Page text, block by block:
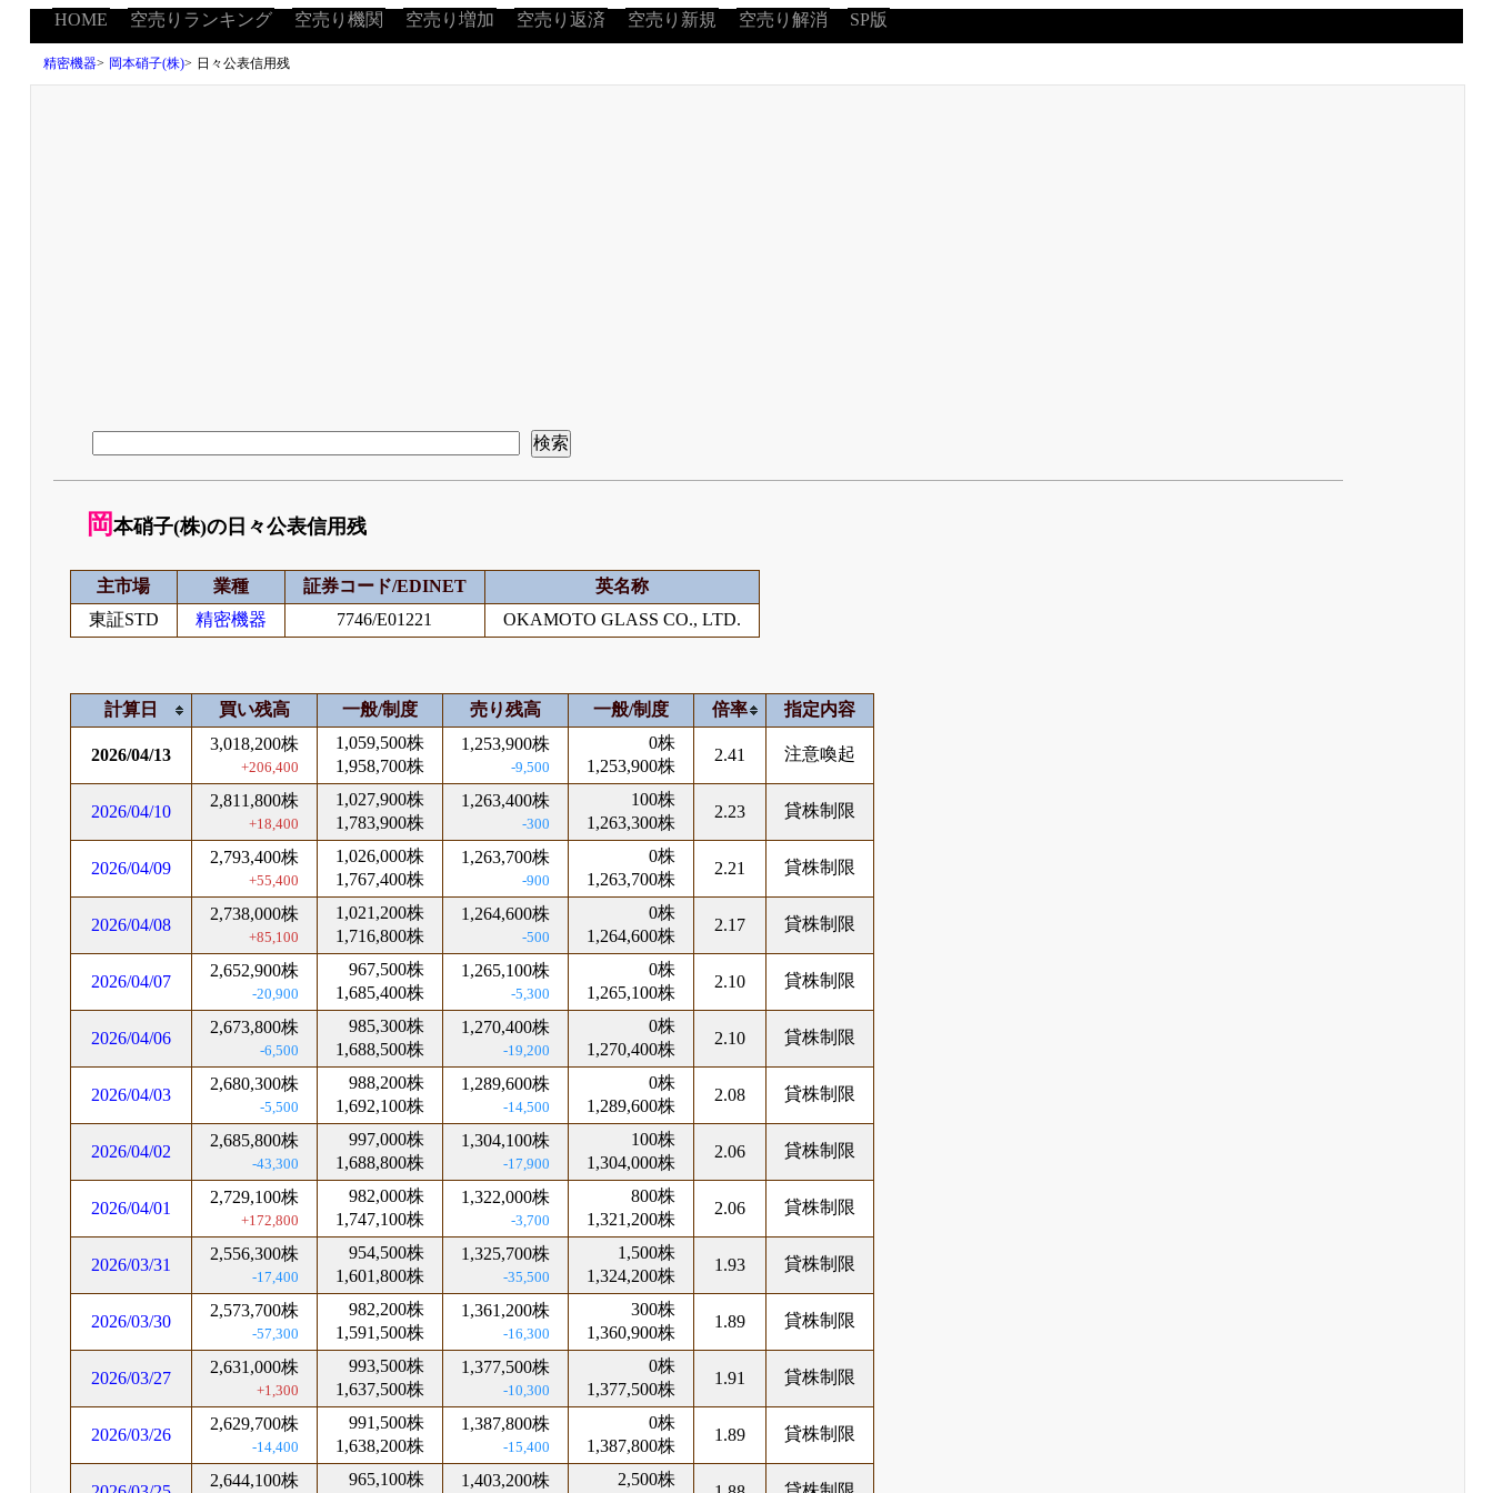
HOME 空売りランキング 空売り機関 空売り増加 空売り返済 空売り新規 空売り解消 SP版
精密機器> 岡本硝子(株)> 日々公表信用残
岡 本硝子(株)の日々公表信用残
主市場 業種 証券コード/EDINET
英名称
東証STD
精密機器 7746/E01221 OKAMOTO GLASS CO., LTD.
計算日 買い残高 一般/制度 売り残高 一般/制度 倍率 指定内容
2026/04/13
3,018,200株
+206,400
1,059,500株
1,958,700株
1,253,900株
-9,500
0株
1,253,900株
2.41 注意喚起
2026/04/10
2,811,800株
+18,400
1,027,900株
1,783,900株
1,263,400株
-300
100株
1,263,300株
2.23 貸株制限
2026/04/09
2,793,400株
+55,400
1,026,000株
1,767,400株
1,263,700株
-900
0株
1,263,700株
2.21 貸株制限
2026/04/08
2,738,000株
+85,100
1,021,200株
1,716,800株
1,264,600株
-500
0株
1,264,600株
2.17 貸株制限
2026/04/07
2,652,900株
-20,900
967,500株
1,685,400株
1,265,100株
-5,300
0株
1,265,100株
2.10 貸株制限
2026/04/06
2,673,800株
-6,500
985,300株
1,688,500株
1,270,400株
-19,200
0株
1,270,400株
2.10 貸株制限
2026/04/03
2,680,300株
-5,500
988,200株
1,692,100株
1,289,600株
-14,500
0株
1,289,600株
2.08 貸株制限
2026/04/02
2,685,800株
-43,300
997,000株
1,688,800株
1,304,100株
-17,900
100株
1,304,000株
2.06 貸株制限
2026/04/01
2,729,100株
+172,800
982,000株
1,747,100株
1,322,000株
-3,700
800株
1,321,200株
2.06 貸株制限
2026/03/31
2,556,300株
-17,400
954,500株
1,601,800株
1,325,700株
-35,500
1,500株
1,324,200株
1.93 貸株制限
2026/03/30
2,573,700株
-57,300
982,200株
1,591,500株
1,361,200株
-16,300
300株
1,360,900株
1.89 貸株制限
2026/03/27
2,631,000株
+1,300
993,500株
1,637,500株
1,377,500株
-10,300
0株
1,377,500株
1.91 貸株制限
2026/03/26
2,629,700株
-14,400
991,500株
1,638,200株
1,387,800株
-15,400
0株
1,387,800株
1.89 貸株制限
2,644,100株
965,100株
1,403,200株
2,500株